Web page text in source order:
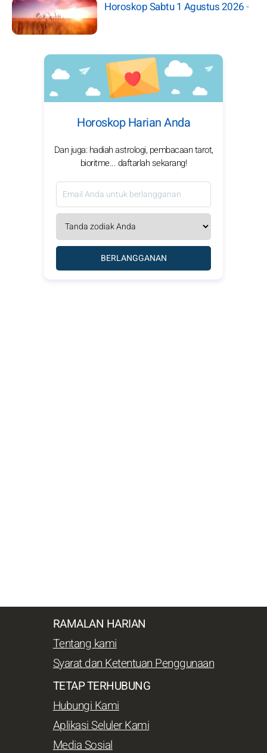
Horoskop Sabtu 1 Agustus 2026-
Horoskop Harian Anda
Dan juga: hadiah astrologi, pembacaan tarot,
bioritme... daftarlah sekarang!
BERLANGGANAN
RAMALAN HARIAN
Tentang kami
Syarat dan Ketentuan Penggunaan
TETAP TERHUBUNG
Hubungi Kami
Aplikasi Seluler Kami
Media Sosial